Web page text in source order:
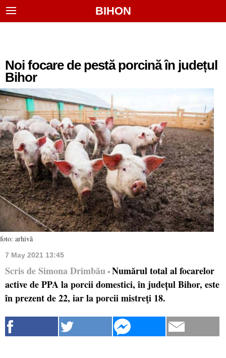
BIHON
Noi focare de pestă porcină în județul
Bihor
foto: arhivă
7 May 2021 13:45
Scris de Simona Drimbău - Numărul total al focarelor
active de PPA la porcii domestici, în județul Bihor, este
în prezent de 22, iar la porcii mistreţi 18.